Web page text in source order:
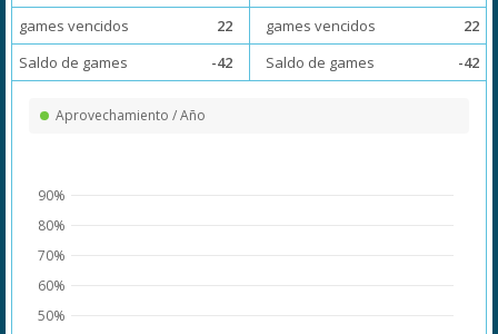
games vencidos
22
Saldo de games
-42
games vencidos
22
Saldo de games
-42
Aprovechamiento / Año
50%
60%
70%
80%
90%